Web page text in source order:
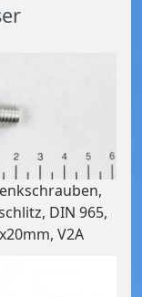
DIN 965,
V2A